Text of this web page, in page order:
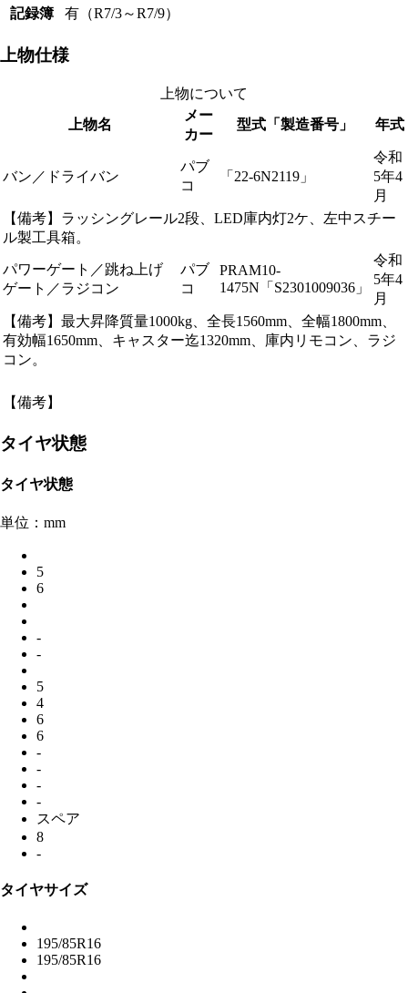
記録簿
有（R7/3～R7/9）
上物仕様
上物について
上物名
メー
カー
型式「製造番号」 年式
バン／ドライバン
パブ
コ
「22-6N2119」
令和
5年4
月
【備考】ラッシングレール2段、LED庫内灯2ケ、左中スチー
ル製工具箱。
パワーゲート／跳ね上げ
ゲート／ラジコン
パブ
コ
PRAM10-
1475N「S2301009036」
令和
5年4
月
【備考】最大昇降質量1000kg、全長1560mm、全幅1800mm、
有効幅1650mm、キャスター迄1320mm、庫内リモコン、ラジ
コン。
【備考】
タイヤ状態
タイヤ状態
単位：mm
5
6
-
-
5
4
6
6
-
-
-
-
スペア
8
-
タイヤサイズ
195/85R16
195/85R16